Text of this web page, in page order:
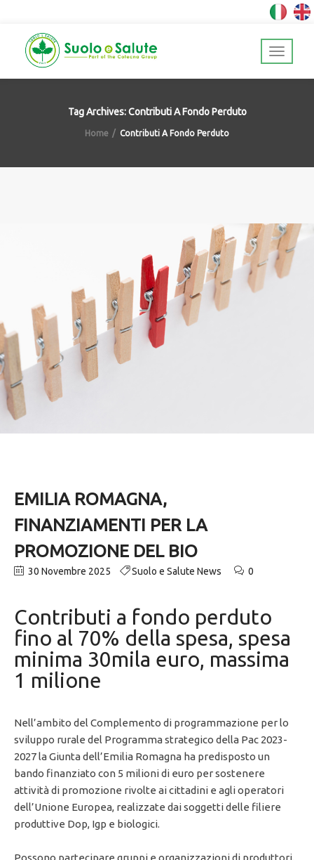
Tag Archives: Contributi A Fondo Perduto
Home Contributi A Fondo Perduto
EMILIA ROMAGNA,
FINANZIAMENTI PER LA
PROMOZIONE DEL BIO
30 Novembre 2025 Suolo e Salute News 0
Contributi a fondo perduto
fino al 70% della spesa, spesa
minima 30mila euro, massima
1 milione
Nell’ambito del Complemento di programmazione per lo
sviluppo rurale del Programma strategico della Pac 2023-
2027 la Giunta dell’Emilia Romagna ha predisposto un
bando finanziato con 5 milioni di euro per sostenere
attività di promozione rivolte ai cittadini e agli operatori
dell’Unione Europea, realizzate dai soggetti delle filiere
produttive Dop, Igp e biologici.